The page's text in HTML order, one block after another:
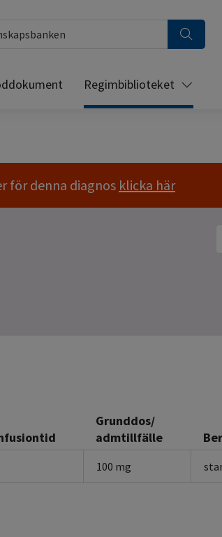
Regimbiblioteket
för denna diagnos klicka här
Grunddos/
admtillfälle
100 mg